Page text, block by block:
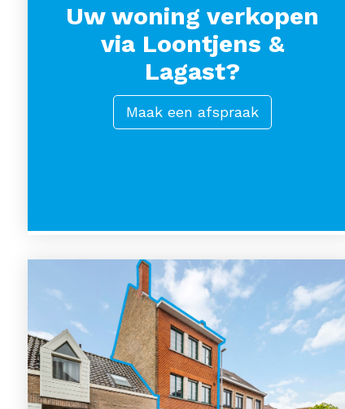
Uw woning verkopen
via Loontjens &
Lagast?
Maak een afspraak